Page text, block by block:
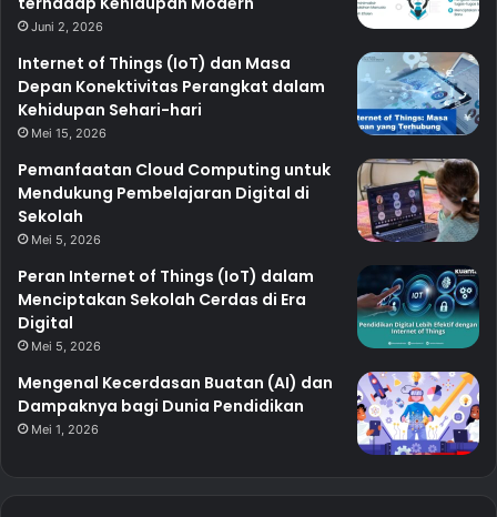
Juni 2, 2026
Internet of Things (IoT) dan Masa
Depan Konektivitas Perangkat dalam
Kehidupan Sehari-hari
Mei 15, 2026
Pemanfaatan Cloud Computing untuk
Mendukung Pembelajaran Digital di
Sekolah
Mei 5, 2026
Peran Internet of Things (IoT) dalam
Menciptakan Sekolah Cerdas di Era
Digital
Mei 5, 2026
Mengenal Kecerdasan Buatan (AI) dan
Dampaknya bagi Dunia Pendidikan
Mei 1, 2026